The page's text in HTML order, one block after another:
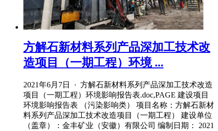
方解石新材料系列产品深加工技术改
造项目（一期工程）环境 ...
2021年6月7日 · 方解石新材料系列产品深加工技术改造
项目（一期工程）环境影响报告表.doc,PAGE 建设项目
环境影响报告表 （污染影响类） 项目名称：方解石新材
料系列产品深加工技术改造项目（一期工程） 建设单位
（盖章）：金丰矿业（安徽）有限公司 编制日期： 2021